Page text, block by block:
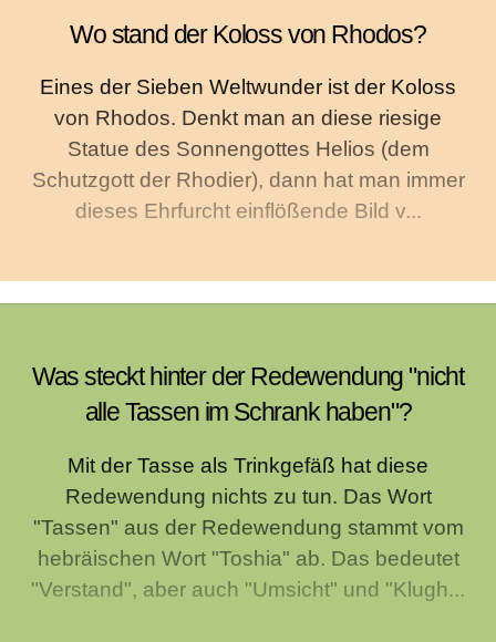
Wo stand der Koloss von Rhodos?
Eines der Sieben Weltwunder ist der Koloss
von Rhodos. Denkt man an diese riesige
Statue des Sonnengottes Helios (dem
Schutzgott der Rhodier), dann hat man immer
dieses Ehrfurcht einflößende Bild v...
Was steckt hinter der Redewendung "nicht
alle Tassen im Schrank haben"?
Mit der Tasse als Trinkgefäß hat diese
Redewendung nichts zu tun. Das Wort
"Tassen" aus der Redewendung stammt vom
hebräischen Wort "Toshia" ab. Das bedeutet
"Verstand", aber auch "Umsicht" und "Klugh...